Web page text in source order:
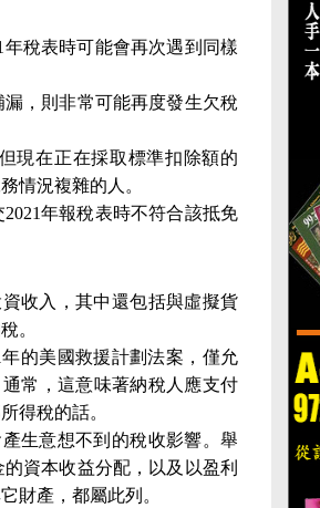
稅表時可能會再次遇到同樣
，則非常可能再度發生欠稅
現在正在採取標準扣除額的
情況複雜的人。
年報稅表時不符合該抵免
收入，其中還包括與虛擬貨
。
的美國救援計劃法案，僅允
常，這意味著納稅人應支付
得稅的話。
生意想不到的稅收影響。舉
資本收益分配，以及以盈利
財產，都屬此列。